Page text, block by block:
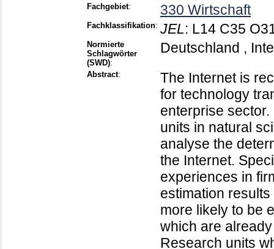
Fachgebiet: 330 Wirtschaft
Fachklassifikation: JEL: L14 C35
Normierte
Schlagwörter
(SWD):
Deutschland ,
Abstract:
The Internet is
for technology
enterprise
units in natural
analyse the
the Internet.
experiences in
estimation
more likely to be
which are
Research units